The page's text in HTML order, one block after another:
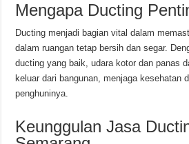
Mengapa Ducting
Ducting menjadi bagian vital dalam
dalam ruangan tetap bersih dan segar.
ducting yang baik, udara kotor dan panas
keluar dari bangunan, menjaga kesehatan
penghuninya.
Keunggulan Jasa